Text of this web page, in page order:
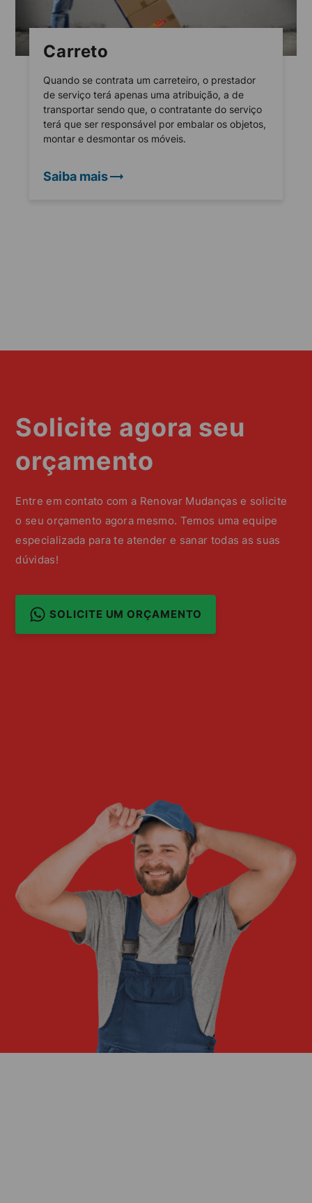
Carreto
Quando se contrata um carreteiro, o prestador
de serviço terá apenas uma atribuição, a de
transportar sendo que, o contratante do serviço
terá que ser responsável por embalar os objetos,
montar e desmontar os móveis.
Saiba mais
Solicite agora seu
orçamento
Entre em contato com a Renovar Mudanças e solicite
o seu orçamento agora mesmo. Temos uma equipe
especializada para te atender e sanar todas as suas
dúvidas!
SOLICITE UM ORÇAMENTO